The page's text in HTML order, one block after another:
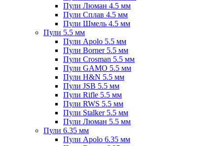
Пули Люман 4.5 мм
Пули Сплав 4.5 мм
Пули Шмель 4.5 мм
Пули 5.5 мм
Пули Apolo 5.5 мм
Пули Borner 5.5 мм
Пули Crosman 5.5 мм
Пули GAMO 5.5 мм
Пули H&N 5.5 мм
Пули JSB 5.5 мм
Пули Rifle 5.5 мм
Пули RWS 5.5 мм
Пули Stalker 5.5 мм
Пули Люман 5.5 мм
Пули 6.35 мм
Пули Apolo 6.35 мм